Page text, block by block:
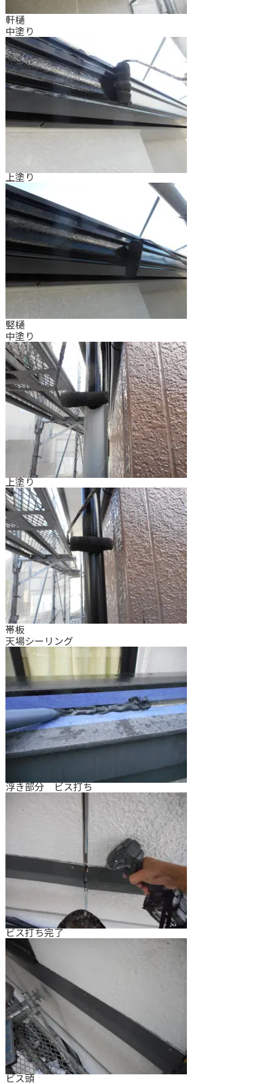
軒樋
中塗り
上塗り
竪樋
中塗り
上塗り
帯板
天場シーリング
浮き部分 ビス打ち
ビス打ち完了
ビス頭